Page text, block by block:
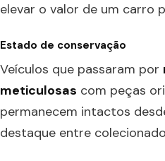
elevar o valor de um carro
Estado de conservação
Veículos que passaram por
meticulosas com peças
permanecem intactos
destaque entre